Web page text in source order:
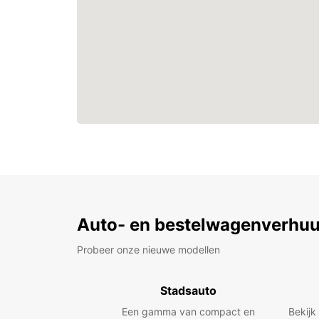
Auto- en
Probeer onze nieuwe modellen
Stadsauto
Een gamma van compact en
Bekijk